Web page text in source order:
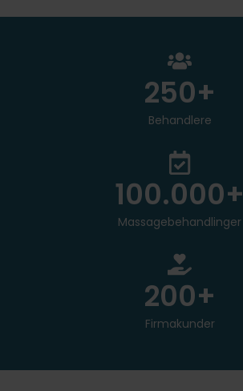
Behandlere
250+
Massagebehandlinger
100.000+
Firmakunder
200+